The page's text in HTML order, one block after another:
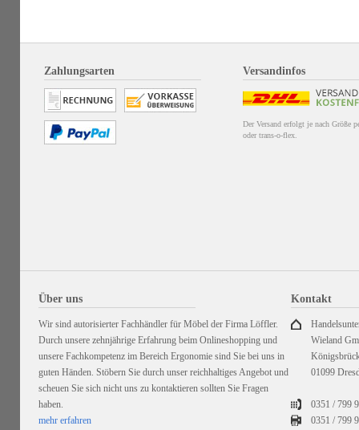
Zahlungsarten Versandinfos
Der Versand erfolgt je nach Größe
oder trans-o-flex.
Über uns
Wir sind autorisierter Fachhändler für Möbel der Firma Löffler.
Durch unsere zehnjährige Erfahrung beim Onlineshopping und
unsere Fachkompetenz im Bereich Ergonomie sind Sie bei uns in
guten Händen. Stöbern Sie durch unser reichhaltiges Angebot und
scheuen Sie sich nicht uns zu kontaktieren sollten Sie Fragen
haben.
mehr erfahren
Kontakt
Wieland
01099
0351 / 799
0351 /799